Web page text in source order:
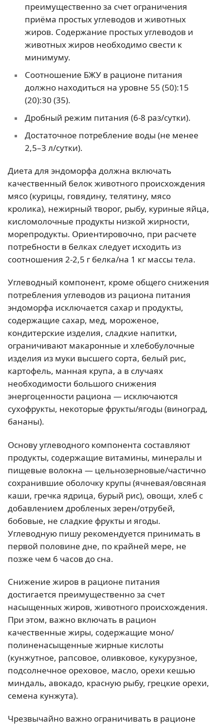
преимущественно за счет ограничения
приёма простых углеводов и животных
жиров. Содержание простых углеводов и
животных жиров необходимо свести к
минимуму.
Соотношение БЖУ в рационе питания
должно находиться на уровне 55 (50):15
(20):30 (35).
Дробный режим питания (6-8 раз/сутки).
Достаточное потребление воды (не менее
2,5–3 л/сутки).
Диета для эндоморфа должна включать
качественный белок животного происхождения
мясо (курицы, говядину, телятину, мясо
кролика), нежирный творог, рыбу, куриные яйца,
кисломолочные продукты низкой жирности,
морепродукты. Ориентировочно, при расчете
потребности в белках следует исходить из
соотношения 2-2,5 г белка/на 1 кг массы тела.
Углеводный компонент, кроме общего снижения
потребления углеводов из рациона питания
эндоморфа исключается сахар и продукты,
содержащие сахар, мед, мороженое,
кондитерские изделия, сладкие напитки,
ограничивают макаронные и хлебобулочные
изделия из муки высшего сорта, белый рис,
картофель, манная крупа, а в случаях
необходимости большого снижения
энергоценности рациона — исключаются
сухофрукты, некоторые фрукты/ягоды (виноград,
бананы).
Основу углеводного компонента составляют
продукты, содержащие витамины, минералы и
пищевые волокна — цельнозерновые/частично
сохранившие оболочку крупы (ячневая/овсяная
каши, гречка ядрица, бурый рис), овощи, хлеб с
добавлением дробленых зерен/отрубей,
бобовые, не сладкие фрукты и ягоды.
Углеводную пишу рекомендуется принимать в
первой половине дне, по крайней мере, не
позже чем 6 часов до сна.
Снижение жиров в рационе питания
достигается преимущественно за счет
насыщенных жиров, животного происхождения.
При этом, важно включать в рацион
качественные жиры, содержащие моно/
полиненасыщенные жирные кислоты
(кунжутное, рапсовое, оливковое, кукурузное,
подсолнечное ореховое, масло, орехи кешью
миндаль, авокадо, красную рыбу, грецкие орехи,
семена кунжута).
Чрезвычайно важно ограничивать в рационе